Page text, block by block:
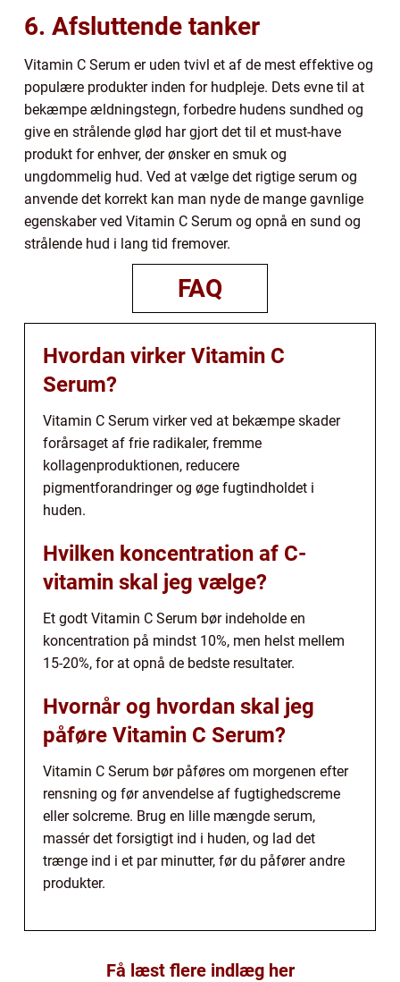
6. Afsluttende tanker
Vitamin C Serum er uden tvivl et af de mest effektive og
populære produkter inden for hudpleje. Dets evne til at
bekæmpe ældningstegn, forbedre hudens sundhed og
give en strålende glød har gjort det til et must-have
produkt for enhver, der ønsker en smuk og
ungdommelig hud. Ved at vælge det rigtige serum og
anvende det korrekt kan man nyde de mange gavnlige
egenskaber ved Vitamin C Serum og opnå en sund og
strålende hud i lang tid fremover.
FAQ
Hvordan virker Vitamin C
Serum?
Vitamin C Serum virker ved at bekæmpe skader
forårsaget af frie radikaler, fremme
kollagenproduktionen, reducere
pigmentforandringer og øge fugtindholdet i
huden.
Hvilken koncentration af C-
vitamin skal jeg vælge?
Et godt Vitamin C Serum bør indeholde en
koncentration på mindst 10%, men helst mellem
15-20%, for at opnå de bedste resultater.
Hvornår og hvordan skal jeg
påføre Vitamin C Serum?
Vitamin C Serum bør påføres om morgenen efter
rensning og før anvendelse af fugtighedscreme
eller solcreme. Brug en lille mængde serum,
massér det forsigtigt ind i huden, og lad det
trænge ind i et par minutter, før du påfører andre
produkter.
Få læst flere indlæg her